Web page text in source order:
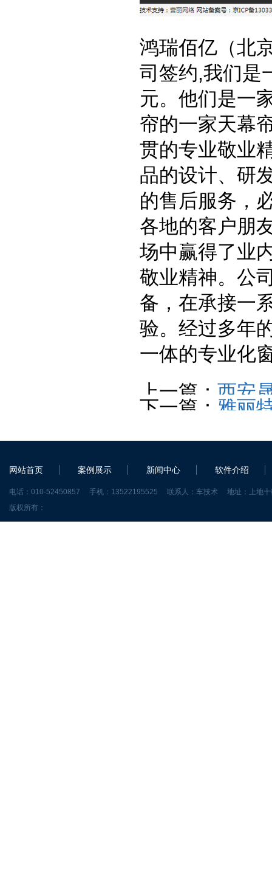
鸿瑞佰亿（北
司签约,我们是
元。他们是一
帘的一家天幕
贯的专业敬业
品的设计、研
的售后服务，
各地的客户朋
场中赢得了业
敬业精神。公
备，在承接一
验。经过多年
一体的专业化
上一篇： 西安
下一篇： 雅丽
网站首页 案例展示 新闻中心 软件介绍
电话：010-52450857 手机：13522195525 联系人：车技术 地址：上地十
版权所有：